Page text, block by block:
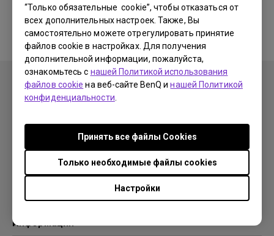
“Только обязательные cookie”, чтобы отказаться от
всех дополнительных настроек. Также, Вы
самостоятельно можете отрегулировать принятие
файлов cookie в настройках. Для получения
дополнительной информации, пожалуйста,
ознакомьтесь с нашей Политикой использования
файлов cookie на веб-сайте BenQ инашей Политикой
конфиденциальности
Настройки
Только необходимые файлы cookies
Принять все файлы Сookies
и драйверы отсутствуют
Продукция
Мониторы
Решения
Поддержка
Ресурсы
Информация